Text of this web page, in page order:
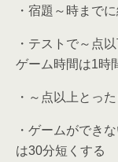
・宿題～時まで
・テストで～点
ゲーム時間は1時
・～点以上とっ
・ゲームができ
は30分短くする